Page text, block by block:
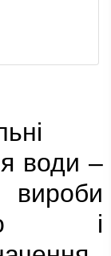
води –
вироби
і